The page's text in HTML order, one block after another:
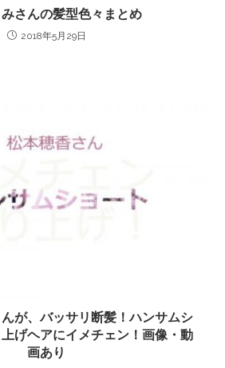
さんの髪型色々まとめ
2018年5月29日
が、バッサリ断髪！ハンサムシ
げヘアにイメチェン！画像・動
画あり